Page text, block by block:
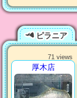
ピラニア
71 views
厚木店